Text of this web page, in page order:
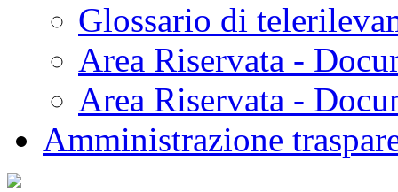
Glossario di
Area Riservata -
Area Riservata -
Amministrazione